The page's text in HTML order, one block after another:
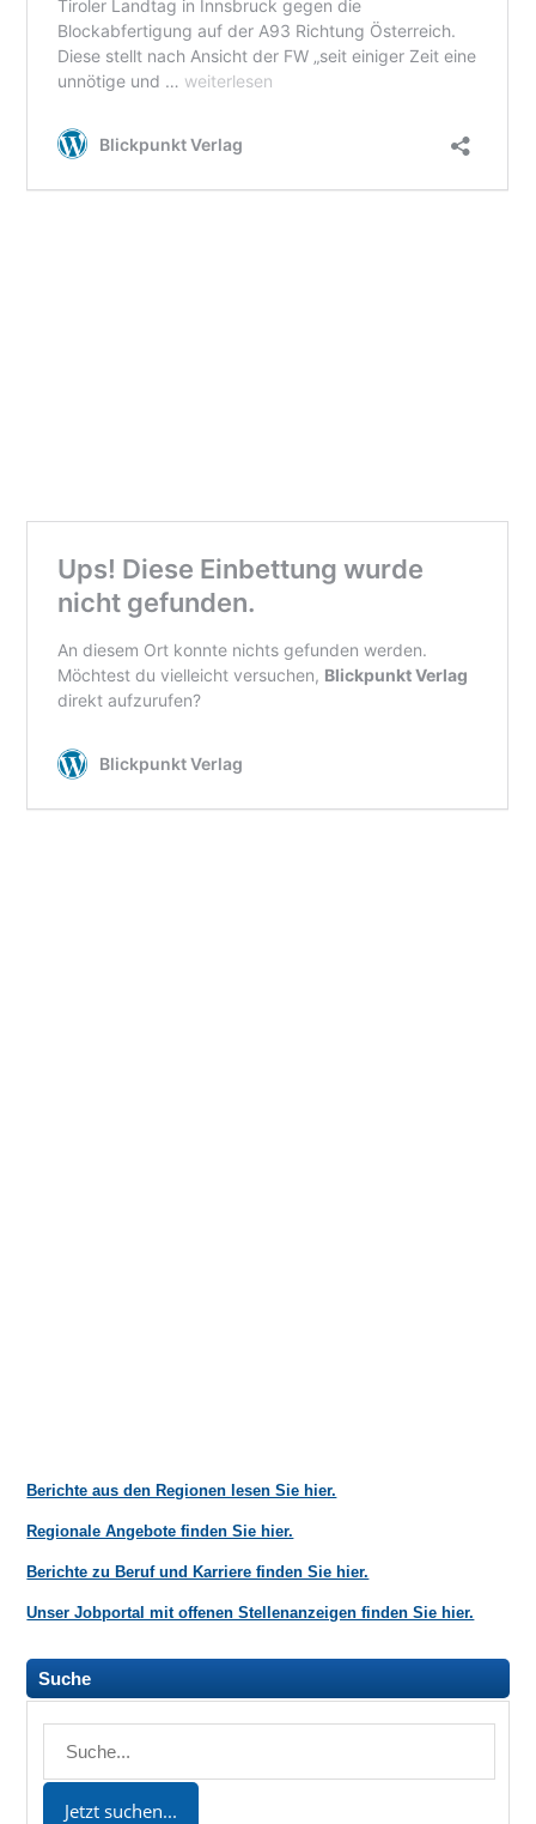
Berichte aus den Regionen lesen Sie hier.
Regionale Angebote finden Sie hier.
Berichte zu Beruf und Karriere finden Sie hier.
Unser Jobportal mit offenen Stellenanzeigen finden Sie hier.
Suche